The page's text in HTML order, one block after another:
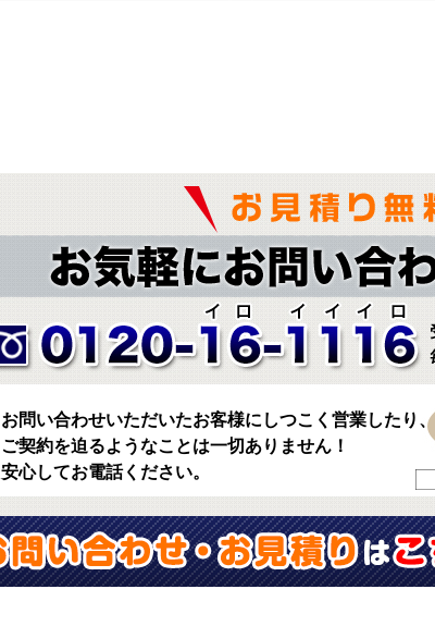
お問い合わせいただいたお客様にしつこく営業したり、
ご契約を迫るようなことは一切ありません！
安心してお電話ください。